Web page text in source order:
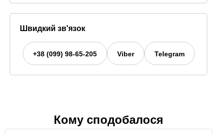
Швидкий зв'язок
+38 (099) 98-65-205 Viber Telegram
Кому сподобалося